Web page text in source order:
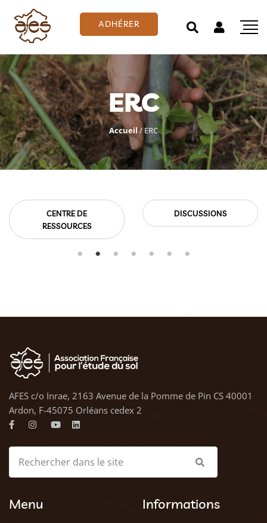
ADHÉRER
ERC
Accueil /ERC
CENTRE DE
RESSOURCES
DISCUSSIONS
AFES c/o Inrae, 2163 Avenue de la Pomme de Pin CS 40001
Ardon, F-45075 Orléans cedex 2
Menu Informations